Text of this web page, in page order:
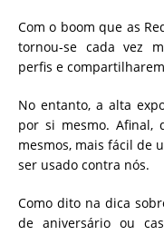
Com o boom que as
tornou-se cada vez
perfis e
No entanto, a alta
por si mesmo. Afinal,
mesmos, mais fácil de
ser usado contra nós.
Como dito na dica
de aniversário ou